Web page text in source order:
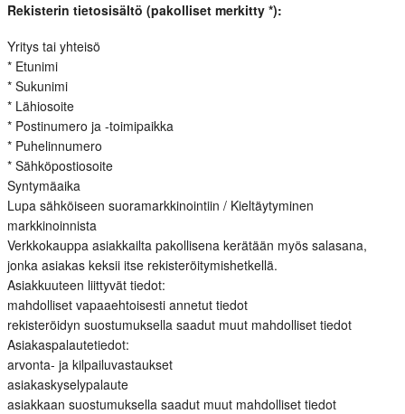
Rekisterin tietosisältö (pakolliset merkitty *):
Yritys tai yhteisö
* Etunimi
* Sukunimi
* Lähiosoite
* Postinumero ja -toimipaikka
* Puhelinnumero
* Sähköpostiosoite
Syntymäaika
Lupa sähköiseen suoramarkkinointiin / Kieltäytyminen
markkinoinnista
Verkkokauppa asiakkailta pakollisena kerätään myös salasana,
jonka asiakas keksii itse rekisteröitymishetkellä.
Asiakkuuteen liittyvät tiedot:
mahdolliset vapaaehtoisesti annetut tiedot
rekisteröidyn suostumuksella saadut muut mahdolliset tiedot
Asiakaspalautetiedot:
arvonta- ja kilpailuvastaukset
asiakaskyselypalaute
asiakkaan suostumuksella saadut muut mahdolliset tiedot